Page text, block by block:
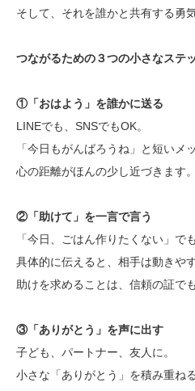
そして、それを誰かと共有する勇
つながるための３つの小さなステ
①「おはよう」を誰かに送る
LINEでも、SNSでもOK。
「今日もがんばろうね」と短いメ
心の距離がほんの少し近づきます。
②「助けて」を一言で言う
「今日、ごはん作りたくない」で
具体的に伝えると、相手は動きや
助けを求めることは、信頼の証で
③「ありがとう」を声に出す
子ども、パートナー、友人に。
小さな「ありがとう」を積み重ね